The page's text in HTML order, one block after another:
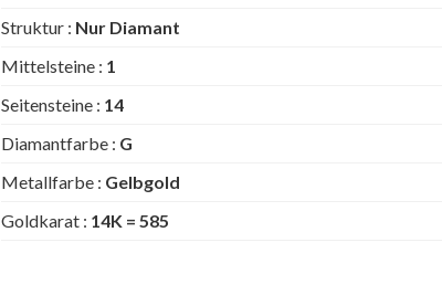
Struktur : Nur Diamant
Mittelsteine : 1
Seitensteine : 14
Diamantfarbe : G
Metallfarbe : Gelbgold
Goldkarat : 14K = 585